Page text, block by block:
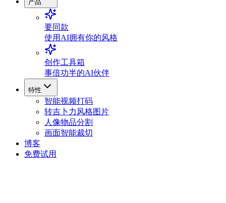
产品
要同款
使用AI拥有你的风格
创作工具箱
事倍功半的AI伙伴
特性
智能视频打码
转吉卜力风格图片
人像物品分割
画面智能裁切
博客
免费试用